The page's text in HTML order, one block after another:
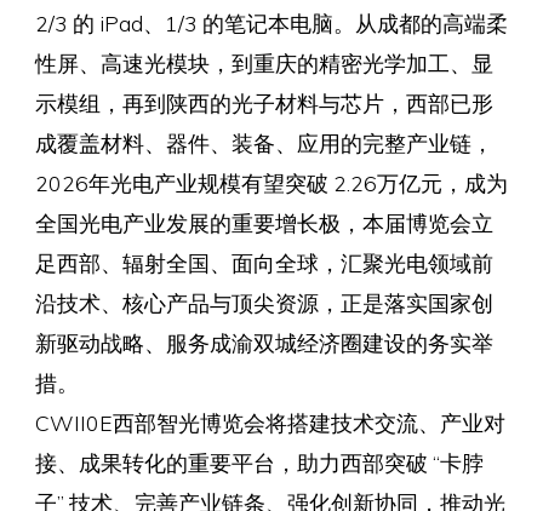
2/3 的 iPad、1/3 的笔记本电脑。从成都的高端柔
性屏、高速光模块，到重庆的精密光学加工、显
示模组，再到陕西的光子材料与芯片，西部已形
成覆盖材料、器件、装备、应用的完整产业链，
2026年光电产业规模有望突破 2.26万亿元，成为
全国光电产业发展的重要增长极，本届博览会立
足西部、辐射全国、面向全球，汇聚光电领域前
沿技术、核心产品与顶尖资源，正是落实国家创
新驱动战略、服务成渝双城经济圈建设的务实举
措。
CWII0E西部智光博览会将搭建技术交流、产业对
接、成果转化的重要平台，助力西部突破 “卡脖
子” 技术、完善产业链条、强化创新协同，推动光